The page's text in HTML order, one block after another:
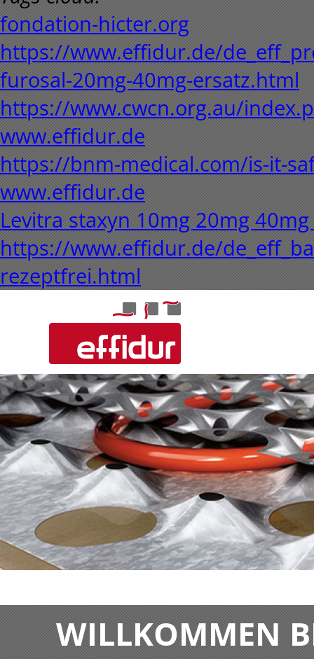
fondation-hicter.org
https://www.effidur.de/
furosal-20mg-40mg-ersatz.html
https://www.cwcn.org.au/
www.effidur.de
https://bnm-medical.com/is-it-
www.effidur.de
Levitra staxyn 10mg 20mg
https://www.effidur.de/
rezeptfrei.html
WILLKOMMEN